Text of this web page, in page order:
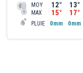
MOY
MAX
PLUIE
12°
15°
0mm
13°
17°
0mm